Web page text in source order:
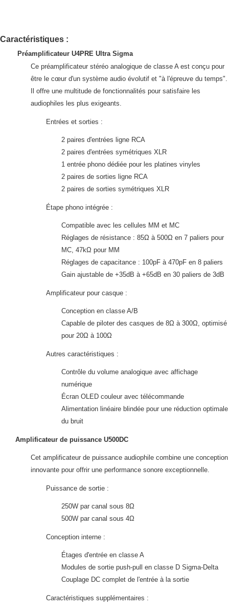
Caractéristiques :
Préamplificateur U4PRE Ultra Sigma
Ce préamplificateur stéréo analogique de classe A est conçu pour
être le cœur d'un système audio évolutif et "à l'épreuve du temps".
Il offre une multitude de fonctionnalités pour satisfaire les
audiophiles les plus exigeants.
Entrées et sorties :
2 paires d'entrées ligne RCA
2 paires d'entrées symétriques XLR
1 entrée phono dédiée pour les platines vinyles
2 paires de sorties ligne RCA
2 paires de sorties symétriques XLR
Étape phono intégrée :
Compatible avec les cellules MM et MC
Réglages de résistance : 85Ω à 500Ω en 7 paliers pour
MC, 47kΩ pour MM
Réglages de capacitance : 100pF à 470pF en 8 paliers
Gain ajustable de +35dB à +65dB en 30 paliers de 3dB
Amplificateur pour casque :
Conception en classe A/B
Capable de piloter des casques de 8Ω à 300Ω, optimisé
pour 20Ω à 100Ω
Autres caractéristiques :
Contrôle du volume analogique avec affichage
numérique
Écran OLED couleur avec télécommande
Alimentation linéaire blindée pour une réduction optimale
du bruit
Amplificateur de puissance U500DC
Cet amplificateur de puissance audiophile combine une conception
innovante pour offrir une performance sonore exceptionnelle.
Puissance de sortie :
250W par canal sous 8Ω
500W par canal sous 4Ω
Conception interne :
Étages d'entrée en classe A
Modules de sortie push-pull en classe D Sigma-Delta
Couplage DC complet de l'entrée à la sortie
Caractéristiques supplémentaires :